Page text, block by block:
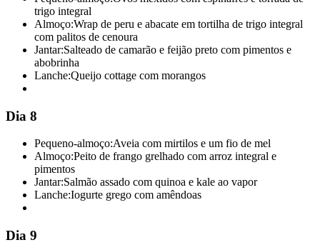
trigo integral
Almoço:Wrap de peru e abacate em tortilha de trigo integral
com palitos de cenoura
Jantar:Salteado de camarão e feijão preto com pimentos e
abobrinha
Lanche:Queijo cottage com morangos
Dia 8
Pequeno-almoço:Aveia com mirtilos e um fio de mel
Almoço:Peito de frango grelhado com arroz integral e
pimentos
Jantar:Salmão assado com quinoa e kale ao vapor
Lanche:Iogurte grego com amêndoas
Dia 9